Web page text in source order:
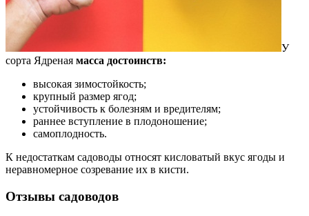
У
сорта Ядреная масса достоинств:
высокая зимостойкость;
крупный размер ягод;
устойчивость к болезням и вредителям;
раннее вступление в плодоношение;
самоплодность.
К недостаткам садоводы относят кисловатый вкус ягоды и
неравномерное созревание их в кисти.
Отзывы садоводов